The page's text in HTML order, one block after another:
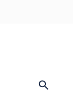
Suchen